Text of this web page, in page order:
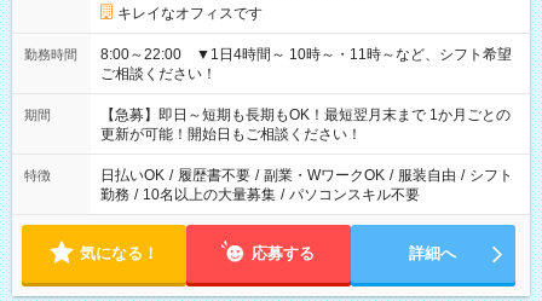
キレイなオフィスです
勤務時間
8:00～22:00 ▼1日4時間～ 10時～・11時～など、シフト希望
ご相談ください！
期間
【急募】即日～短期も長期もOK！最短翌月末まで 1か月ごとの
更新が可能！開始日もご相談ください！
特徴 日払いOK / 履歴書不要 / 副業・WワークOK / 服装自由 / シフト
勤務 / 10名以上の大量募集 / パソコンスキル不要
気になる！ 応募する 詳細へ